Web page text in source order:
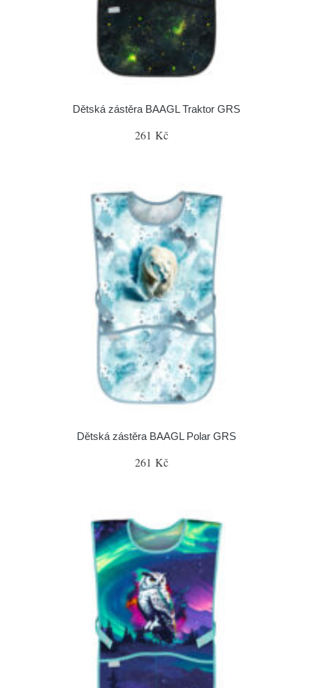
Dětská zástěra BAAGL Traktor GRS
261 Kč
Dětská zástěra BAAGL Polar GRS
261 Kč